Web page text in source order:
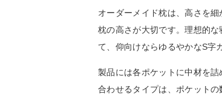
オーダーメイド枕は、高さを
枕の高さが大切です。理想的
て、仰向けならゆるやかなS字
製品には各ポケットに中材を
合わせるタイプは、ポケット